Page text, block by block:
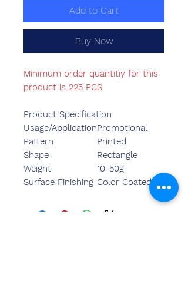
Add to Cart
Buy Now
Minimum order quantitiy for this
product is 225 PCS
Product Specification
Usage/ApplicationPromotional
Pattern
Printed
Shape
Rectangle
Weight
10-50g
Surface Finishing Color Coated